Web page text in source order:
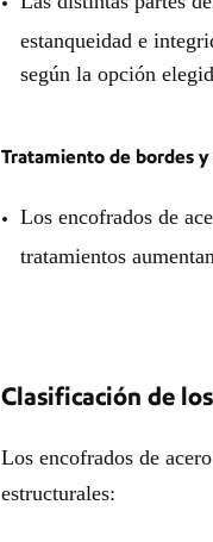
estanqueidad e
según la opción
Tratamiento de bordes y
Los encofrados de
tratamientos
Clasificación de
Los encofrados de
estructurales: